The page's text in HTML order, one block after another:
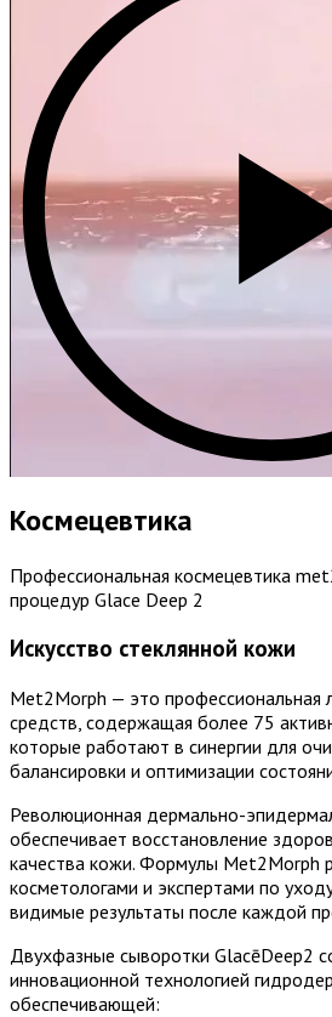
Космецевтика
Профессиональная космецевтика
процедур Glace Deep 2
Искусство стеклянной кожи
Met2Morph — это профессиональная
средств, содержащая более 75
которые работают в синергии для
балансировки и оптимизации
Революционная дермально-
обеспечивает восстановление
качества кожи. Формулы Met2Morph
косметологами и экспертами по
видимые результаты после каждой
Двухфазные сыворотки GlacēDeep2
инновационной технологией
обеспечивающей: